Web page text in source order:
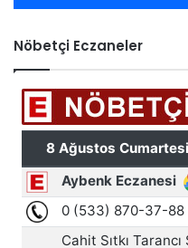
Nöbetçi Eczaneler